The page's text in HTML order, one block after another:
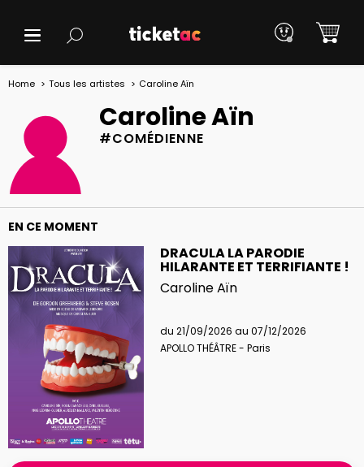
Home Tous les artistes Caroline Aïn
Caroline Aïn
#COMÉDIENNE
EN CE MOMENT
DRACULA LA PARODIE
HILARANTE ET TERRIFIANTE !
Caroline Aïn
du 21/09/2026 au 07/12/2026
APOLLO THÉÂTRE - Paris